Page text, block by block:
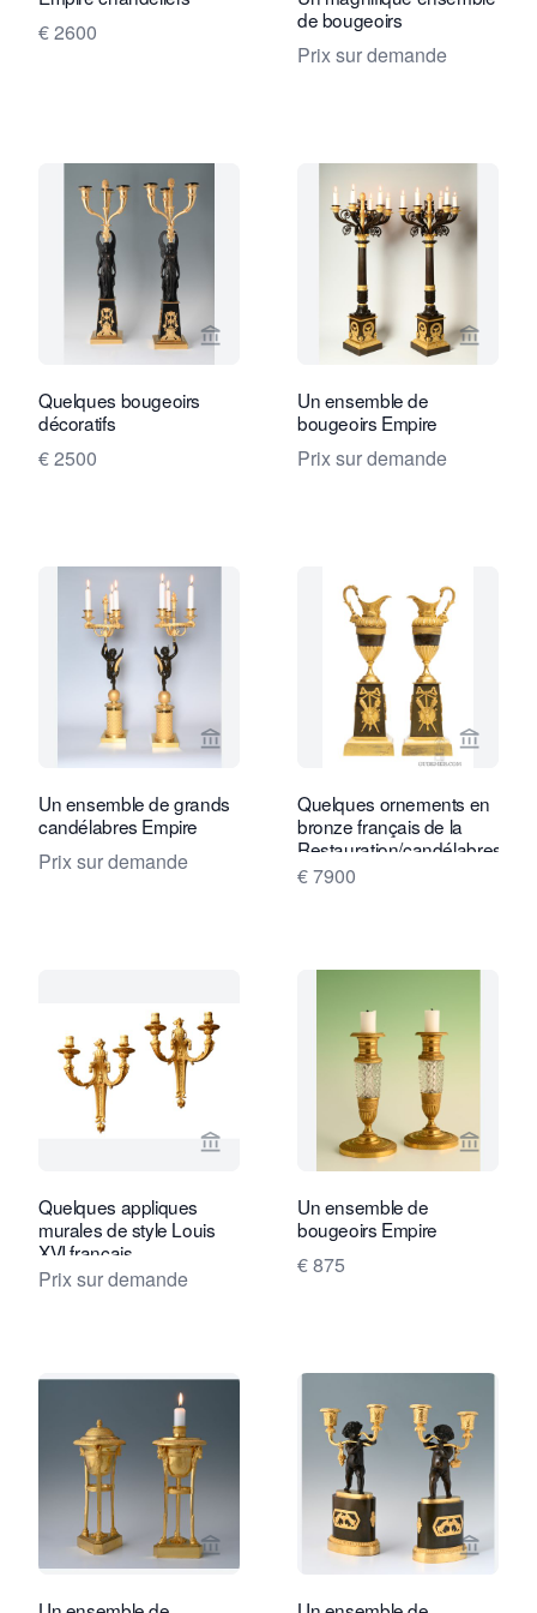
€ 2600
de bougeoirs
Prix sur demande
Voir la page vendeur de Limburg
Quelques bougeoirs
décoratifs
€ 2500
Voir la
Un ensemble de
bougeoirs Empire
Prix sur demande
Voir la page vendeur de Limburg
Un ensemble de grands
candélabres Empire
Prix sur demande
Voir la
Quelques ornements en
bronze français de la
Restauration/candélabres,
vers 1825.
€ 7900
Voir la page vendeur de Limburg
Quelques appliques
murales de style Louis
XVI français
Prix sur demande
Voir la
Un ensemble de
bougeoirs Empire
€ 875
Voir la page vendeur de LimburgVoir la